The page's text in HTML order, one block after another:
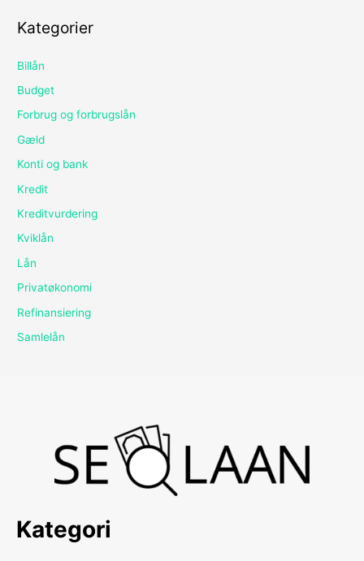
Kategorier
Billån
Budget
Forbrug og forbrugslån
Gæld
Konti og bank
Kredit
Kreditvurdering
Kviklån
Lån
Privatøkonomi
Refinansiering
Samlelån
Kategori